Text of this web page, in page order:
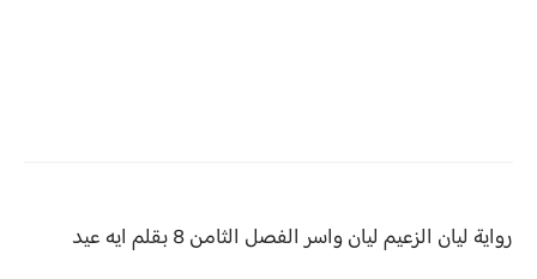
رواية ليان الزعيم ليان واسر الفصل الثامن 8 بقلم ايه عيد